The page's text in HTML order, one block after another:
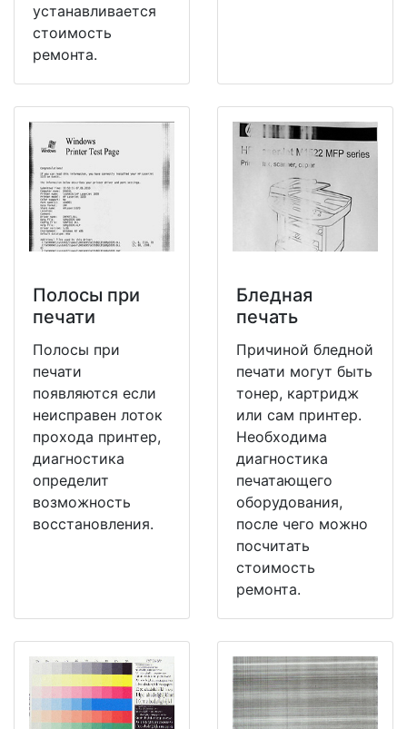
устанавливается
стоимость
ремонта.
Полосы при
печати
Полосы при
печати
появляются если
неисправен лоток
прохода принтер,
диагностика
определит
возможность
восстановления.
Бледная
печать
Причиной бледной
печати могут быть
тонер, картридж
или сам принтер.
Необходима
диагностика
печатающего
оборудования,
после чего можно
посчитать
стоимость
ремонта.